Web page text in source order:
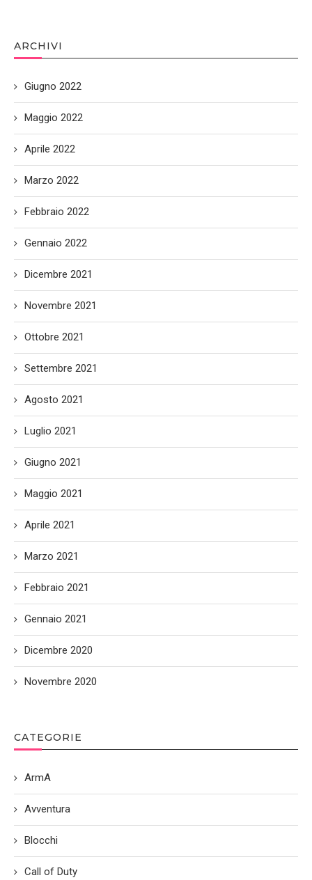
ARCHIVI
Giugno 2022
Maggio 2022
Aprile 2022
Marzo 2022
Febbraio 2022
Gennaio 2022
Dicembre 2021
Novembre 2021
Ottobre 2021
Settembre 2021
Agosto 2021
Luglio 2021
Giugno 2021
Maggio 2021
Aprile 2021
Marzo 2021
Febbraio 2021
Gennaio 2021
Dicembre 2020
Novembre 2020
CATEGORIE
ArmA
Avventura
Blocchi
Call of Duty